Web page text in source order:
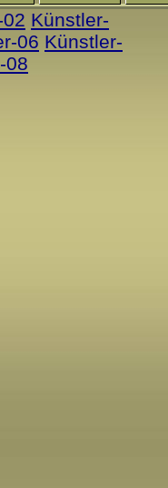
Künstler-
06 Künstler-
08